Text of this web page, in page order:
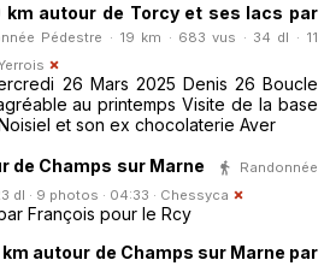
km autour de Torcy et ses lacs par
Pédestre · 19 km · 683 vus · 34 dl · 11
26 Mars 2025 Denis 26 Boucle
au printemps Visite de la base
et son ex chocolaterie Aver
de Champs sur Marne
Randonnée
dl · 9 photos · 04:33 · Chessyca
François pour le Rcy
autour de Champs sur Marne par